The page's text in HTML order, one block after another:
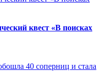
квест «В поисках